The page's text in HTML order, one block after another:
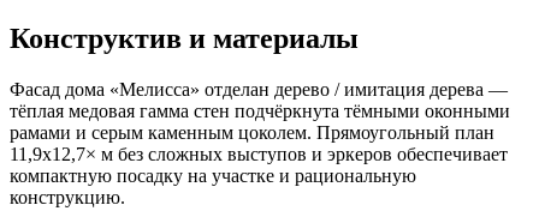
Конструктив и материалы
Фасад дома «Мелисса» отделан дерево / имитация дерева —
тёплая медовая гамма стен подчёркнута тёмными оконными
рамами и серым каменным цоколем. Прямоугольный план
11,9x12,7× м без сложных выступов и эркеров обеспечивает
компактную посадку на участке и рациональную
конструкцию.